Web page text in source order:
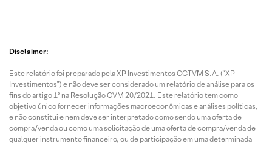
Disclaimer:
Este relatório foi preparado pela XP Investimentos CCTVM S.A. (“XP
Investimentos”) e não deve ser considerado um relatório de análise para os
fins do artigo 1º na Resolução CVM 20/2021. Este relatório tem como
objetivo único fornecer informações macroeconômicas e análises políticas,
e não constitui e nem deve ser interpretado como sendo uma oferta de
compra/venda ou como uma solicitação de uma oferta de compra/venda de
qualquer instrumento financeiro, ou de participação em uma determinada